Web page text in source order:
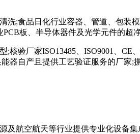
;食品日化行业容器、管道、包装
板、半导体器件及光学元件的超净
厂家ISO13485、ISO9001、CE
器自产且提供工艺验证服务的厂家
航空航天等行业提供专业化设备